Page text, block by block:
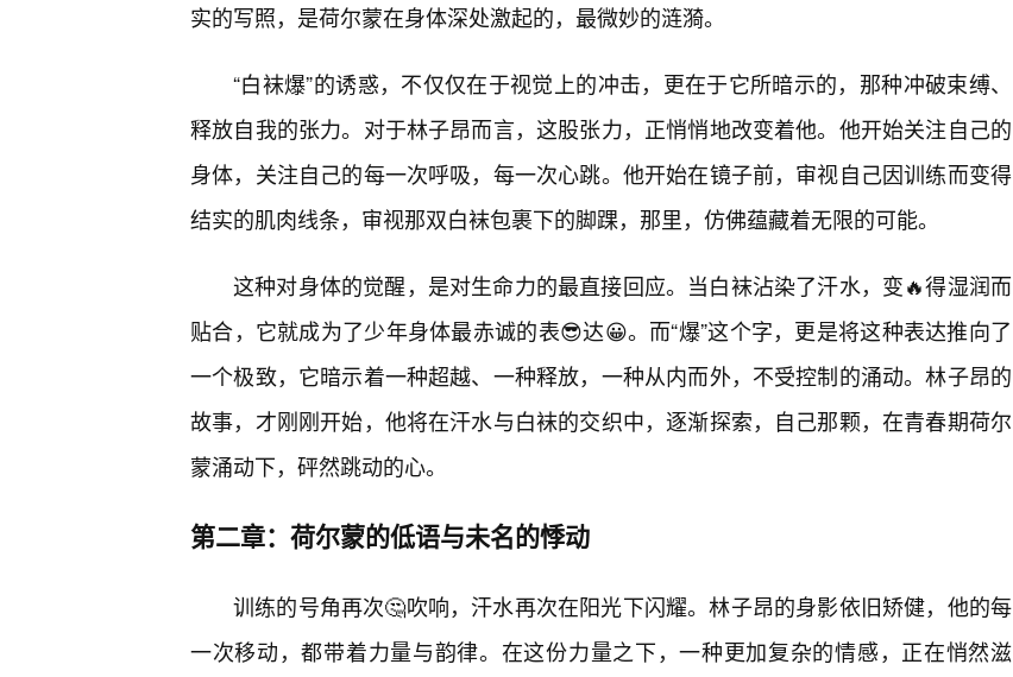
实的写照，是荷尔蒙在身体深处激起的，最微妙的涟漪。
“白袜爆”的诱惑，不仅仅在于视觉上的冲击，更在于它所暗示的，那种冲破束缚、
释放自我的张力。对于林子昂而言，这股张力，正悄悄地改变着他。他开始关注自己的
身体，关注自己的每一次呼吸，每一次心跳。他开始在镜子前，审视自己因训练而变得
结实的肌肉线条，审视那双白袜包裹下的脚踝，那里，仿佛蕴藏着无限的可能。
这种对身体的觉醒，是对生命力的最直接回应。当白袜沾染了汗水，变🔥得湿润而
贴合，它就成为了少年身体最赤诚的表😎达😀。而“爆”这个字，更是将这种表达推向了
一个极致，它暗示着一种超越、一种释放，一种从内而外，不受控制的涌动。林子昂的
故事，才刚刚开始，他将在汗水与白袜的交织中，逐渐探索，自己那颗，在青春期荷尔
蒙涌动下，砰然跳动的心。
第二章：荷尔蒙的低语与未名的悸动
训练的号角再次🤔吹响，汗水再次在阳光下闪耀。林子昂的身影依旧矫健，他的每
一次移动，都带着力量与韵律。在这份力量之下，一种更加复杂的情感，正在悄然滋